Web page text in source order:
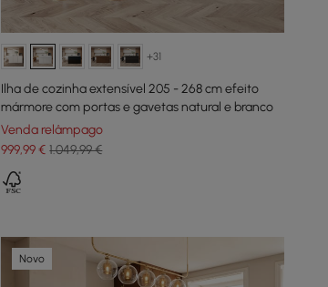
+31
Ilha de cozinha extensível 205 - 268 cm efeito
mármore com portas e gavetas natural e branco
Venda relâmpago
999,99€ 1.049,99 €
Novo